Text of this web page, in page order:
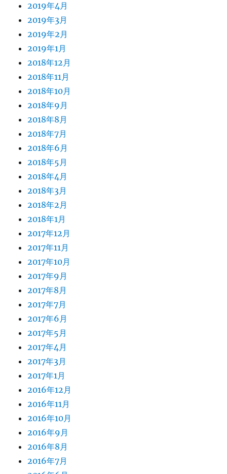
2019年4月
2019年3月
2019年2月
2019年1月
2018年12月
2018年11月
2018年10月
2018年9月
2018年8月
2018年7月
2018年6月
2018年5月
2018年4月
2018年3月
2018年2月
2018年1月
2017年12月
2017年11月
2017年10月
2017年9月
2017年8月
2017年7月
2017年6月
2017年5月
2017年4月
2017年3月
2017年1月
2016年12月
2016年11月
2016年10月
2016年9月
2016年8月
2016年7月